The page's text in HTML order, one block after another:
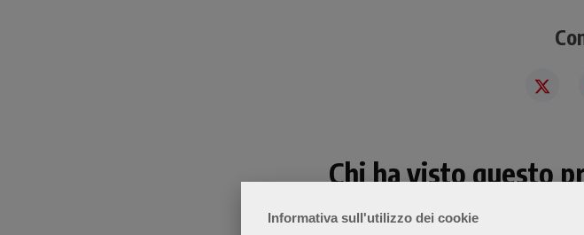
Informativa sull'utilizzo dei cookie
Chi ha visto questo